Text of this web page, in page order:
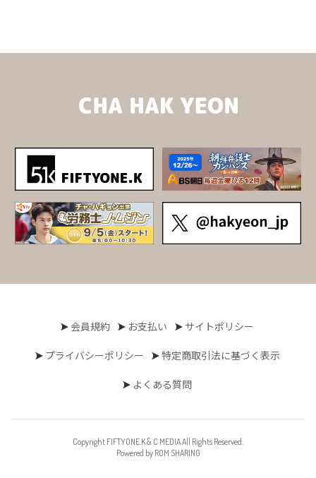
会員規約 お支払い サイトポリシー
プライバシーポリシー 特定商取引法に基づく表示
よくある質問
Copyright FIFTYONE.K & C MEDIA All Rights Reserved.
Powered by ROM SHARING